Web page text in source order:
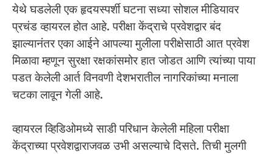
येथे घडलेली एक हृदयस्पर्शी घटना सध्या सोशल मीडियावर
प्रचंड व्हायरल होत आहे. परीक्षा केंद्राचे प्रवेशद्वार बंद
झाल्यानंतर एका आईने आपल्या मुलीला परीक्षेसाठी आत प्रवेश
मिळावा म्हणून सुरक्षा रक्षकांसमोर हात जोडत आणि त्यांच्या पाया
पडत केलेली आर्त विनवणी देशभरातील नागरिकांच्या मनाला
चटका लावून गेली आहे.
व्हायरल व्हिडिओमध्ये साडी परिधान केलेली महिला परीक्षा
केंद्राच्या प्रवेशद्वाराजवळ उभी असल्याचे दिसते. तिची मुलगी